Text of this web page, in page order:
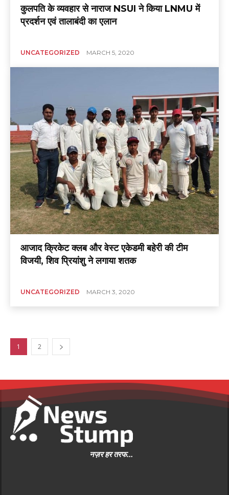
कुलपति के व्यवहार से नाराज NSUI ने किया LNMU में
प्रदर्शन एवं तालाबंदी का एलान
UNCATEGORIZED MARCH 5, 2020
आजाद क्रिकेट क्लब और वेस्ट एकेडमी बहेरी की टीम
विजयी, शिव प्रियांशु ने लगाया शतक
UNCATEGORIZED MARCH 3, 2020
1 2
नज़र हर तरफ...